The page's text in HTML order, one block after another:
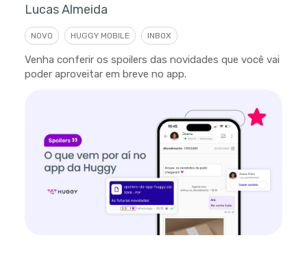
Lucas Almeida
NOVO HUGGY MOBILE INBOX
Venha conferir os spoilers das novidades que você vai
poder aproveitar em breve no app.